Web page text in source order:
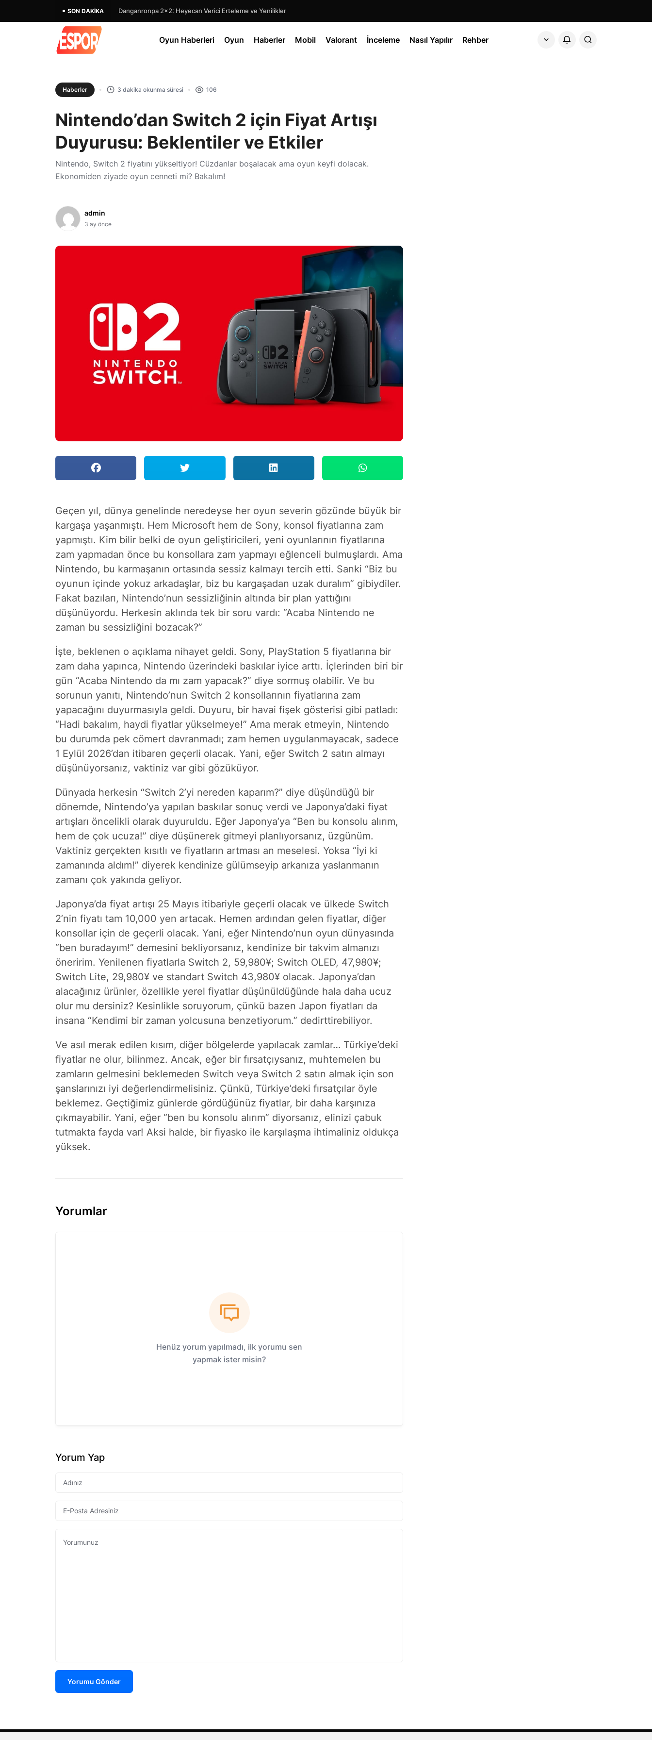
SON DAKIKA Danganronpa 2×2: Heyecan Verici Erteleme ve Yenilikler
Oyun Haberleri Oyun Haberler Mobil Valorant İnceleme Nasıl Yapılır Rehber
Haberler 3 dakika okunma süresi 106
Nintendo’dan Switch 2 için Fiyat Artışı
Duyurusu: Beklentiler ve Etkiler
Nintendo, Switch 2 fiyatını yükseltiyor! Cüzdanlar boşalacak ama oyun keyfi dolacak.
Ekonomiden ziyade oyun cenneti mi? Bakalım!
admin
3 ay önce
Geçen yıl, dünya genelinde neredeyse her oyun severin gözünde büyük bir
kargaşa yaşanmıştı. Hem Microsoft hem de Sony, konsol fiyatlarına zam
yapmıştı. Kim bilir belki de oyun geliştiricileri, yeni oyunlarının fiyatlarına
zam yapmadan önce bu konsollara zam yapmayı eğlenceli bulmuşlardı. Ama
Nintendo, bu karmaşanın ortasında sessiz kalmayı tercih etti. Sanki “Biz bu
oyunun içinde yokuz arkadaşlar, biz bu kargaşadan uzak duralım” gibiydiler.
Fakat bazıları, Nintendo’nun sessizliğinin altında bir plan yattığını
düşünüyordu. Herkesin aklında tek bir soru vardı: “Acaba Nintendo ne
zaman bu sessizliğini bozacak?”
İşte, beklenen o açıklama nihayet geldi. Sony, PlayStation 5 fiyatlarına bir
zam daha yapınca, Nintendo üzerindeki baskılar iyice arttı. İçlerinden biri bir
gün “Acaba Nintendo da mı zam yapacak?” diye sormuş olabilir. Ve bu
sorunun yanıtı, Nintendo’nun Switch 2 konsollarının fiyatlarına zam
yapacağını duyurmasıyla geldi. Duyuru, bir havai fişek gösterisi gibi patladı:
“Hadi bakalım, haydi fiyatlar yükselmeye!” Ama merak etmeyin, Nintendo
bu durumda pek cömert davranmadı; zam hemen uygulanmayacak, sadece
1 Eylül 2026’dan itibaren geçerli olacak. Yani, eğer Switch 2 satın almayı
düşünüyorsanız, vaktiniz var gibi gözüküyor.
Dünyada herkesin “Switch 2’yi nereden kaparım?” diye düşündüğü bir
dönemde, Nintendo’ya yapılan baskılar sonuç verdi ve Japonya’daki fiyat
artışları öncelikli olarak duyuruldu. Eğer Japonya’ya “Ben bu konsolu alırım,
hem de çok ucuza!” diye düşünerek gitmeyi planlıyorsanız, üzgünüm.
Vaktiniz gerçekten kısıtlı ve fiyatların artması an meselesi. Yoksa “İyi ki
zamanında aldım!” diyerek kendinize gülümseyip arkanıza yaslanmanın
zamanı çok yakında geliyor.
Japonya’da fiyat artışı 25 Mayıs itibariyle geçerli olacak ve ülkede Switch
2’nin fiyatı tam 10,000 yen artacak. Hemen ardından gelen fiyatlar, diğer
konsollar için de geçerli olacak. Yani, eğer Nintendo’nun oyun dünyasında
“ben buradayım!” demesini bekliyorsanız, kendinize bir takvim almanızı
öneririm. Yenilenen fiyatlarla Switch 2, 59,980¥; Switch OLED, 47,980¥;
Switch Lite, 29,980¥ ve standart Switch 43,980¥ olacak. Japonya’dan
alacağınız ürünler, özellikle yerel fiyatlar düşünüldüğünde hala daha ucuz
olur mu dersiniz? Kesinlikle soruyorum, çünkü bazen Japon fiyatları da
insana “Kendimi bir zaman yolcusuna benzetiyorum.” dedirttirebiliyor.
Ve asıl merak edilen kısım, diğer bölgelerde yapılacak zamlar… Türkiye’deki
fiyatlar ne olur, bilinmez. Ancak, eğer bir fırsatçıysanız, muhtemelen bu
zamların gelmesini beklemeden Switch veya Switch 2 satın almak için son
şanslarınızı iyi değerlendirmelisiniz. Çünkü, Türkiye’deki fırsatçılar öyle
beklemez. Geçtiğimiz günlerde gördüğünüz fiyatlar, bir daha karşınıza
çıkmayabilir. Yani, eğer “ben bu konsolu alırım” diyorsanız, elinizi çabuk
tutmakta fayda var! Aksi halde, bir fiyasko ile karşılaşma ihtimaliniz oldukça
yüksek.
Yorumlar
Henüz yorum yapılmadı, ilk yorumu sen
yapmak ister misin?
Yorum Yap
Yorumu Gönder